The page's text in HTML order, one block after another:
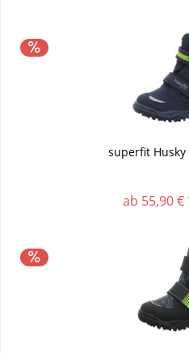
superfit Husky
ab 55,90 €